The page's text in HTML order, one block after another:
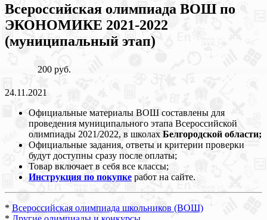
Всероссийская олимпиада ВОШ по
ЭКОНОМИКЕ 2021-2022
(муниципальный этап)
200 руб.
24.11.2021
Официальные материалы ВОШ составлены для
проведения муниципального этапа Всероссийской
олимпиады 2021/2022, в школах Белгородской области;
Официальные задания, ответы и критерии проверки
будут доступны сразу после оплаты;
Товар включает в себя все классы;
Инструкция по покупке работ на сайте.
* Всероссийская олимпиада школьников (ВОШ)